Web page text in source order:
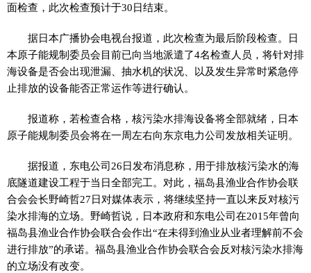
面检查，此次检查预计于30日结束。
据日本广播协会电视台报道，此次检查为最后阶段检查。日
本原子能规制委员会目前已向当地派遣了4名检查人员，将针对排
海设备是否会出现泄漏、抽水机的状况、以及发生异常时紧急停
止排放的设备能否正常运作等进行确认。
报道称，若检查合格，核污染水排海设备将全部就绪，日本
原子能规制委员会将在一周左右向东京电力公司发放相关证明。
据报道，东电公司26日发布消息称，用于排放核污染水的海
底隧道建设工程于当日全部完工。对此，福岛县渔业合作协会联
合会会长野崎哲27日对媒体表示，将继续坚持一直以来反对核污
染水排海的立场。野崎哲说，日本政府和东电公司在2015年曾向
福岛县渔业合作协会联合会作出“在未得到渔业从业者理解前不会
进行排放”的承诺。福岛县渔业合作协会联合会反对核污染水排海
的立场没有改变。